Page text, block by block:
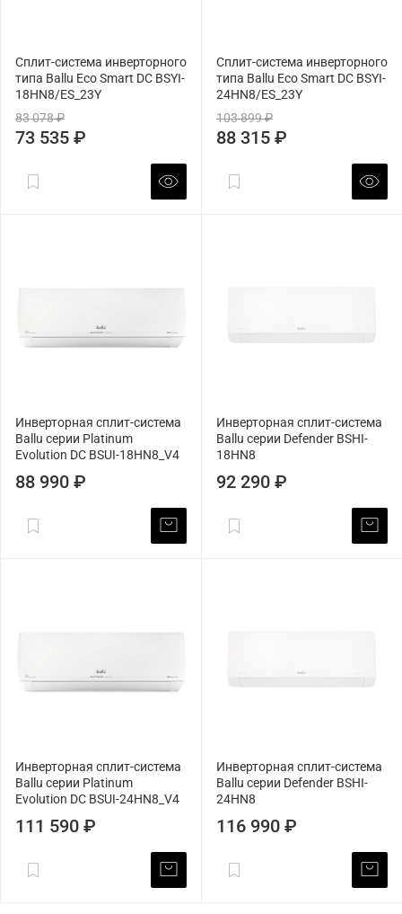
Сплит-система инверторного
типа Ballu Eco Smart DC BSYI-
18HN8/ES_23Y
83 078 ₽
73 535 ₽
Сплит-система инверторного
типа Ballu Eco Smart DC BSYI-
24HN8/ES_23Y
103 899 ₽
88 315 ₽
Инверторная сплит-система
Ballu серии Platinum
Evolution DC BSUI-18HN8_V4
88 990 ₽
Инверторная сплит-система
Ballu серии Defender BSHI-
18HN8
92 290 ₽
Инверторная сплит-система
Ballu серии Platinum
Evolution DC BSUI-24HN8_V4
111 590 ₽
Инверторная сплит-система
Ballu серии Defender BSHI-
24HN8
116 990 ₽